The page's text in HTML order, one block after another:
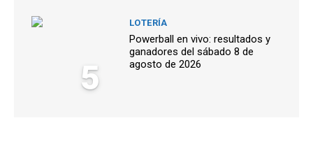
5
LOTERÍA
Powerball en vivo: resultados y
ganadores del sábado 8 de
agosto de 2026